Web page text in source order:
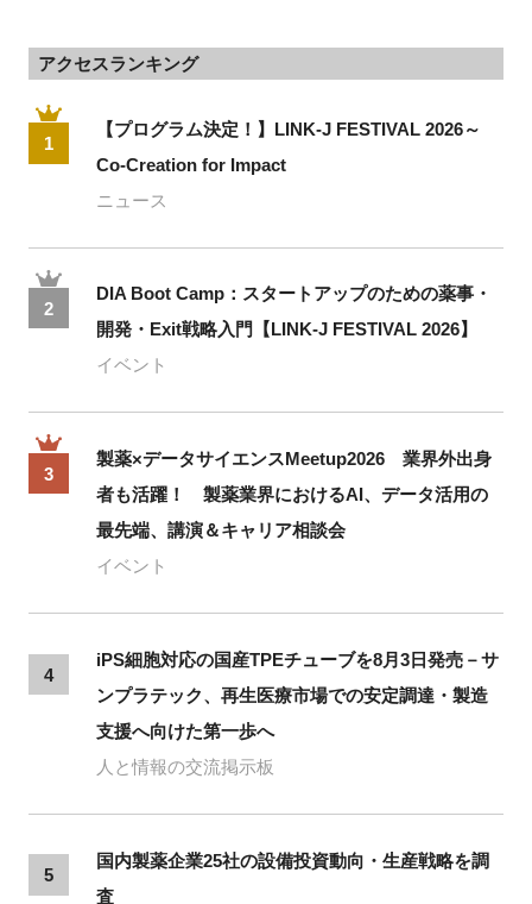
アクセスランキング
1
【プログラム決定！】LINK-J FESTIVAL 2026～
Co-Creation for Impact
ニュース
2
DIA Boot Camp：スタートアップのための薬事・
開発・Exit戦略入門【LINK-J FESTIVAL 2026】
イベント
3
製薬×データサイエンスMeetup2026 業界外出身
者も活躍！ 製薬業界におけるAI、データ活用の
最先端、講演＆キャリア相談会
イベント
4
iPS細胞対応の国産TPEチューブを8月3日発売－サ
ンプラテック、再生医療市場での安定調達・製造
支援へ向けた第一歩へ
人と情報の交流掲示板
5
国内製薬企業25社の設備投資動向・生産戦略を調
査